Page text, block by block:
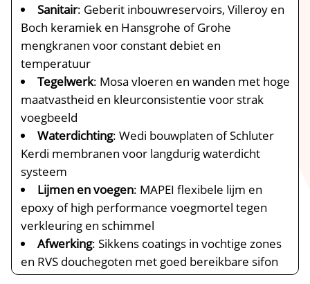
Sanitair: Geberit inbouwreservoirs, Villeroy en
Boch keramiek en Hansgrohe of Grohe
mengkranen voor constant debiet en
temperatuur
Tegelwerk: Mosa vloeren en wanden met hoge
maatvastheid en kleurconsistentie voor strak
voegbeeld
Waterdichting: Wedi bouwplaten of Schluter
Kerdi membranen voor langdurig waterdicht
systeem
Lijmen en voegen: MAPEI flexibele lijm en
epoxy of high performance voegmortel tegen
verkleuring en schimmel
Afwerking: Sikkens coatings in vochtige zones
en RVS douchegoten met goed bereikbare sifon